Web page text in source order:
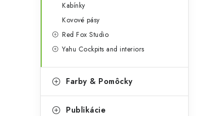
Kabínky
Kovové pásy
Red Fox Studio
Yahu Cockpits and interiors
Farby & Pomôcky
Publikácie